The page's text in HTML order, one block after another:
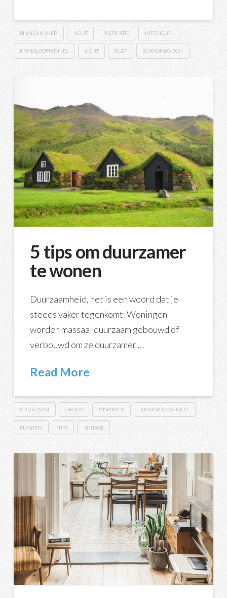
BINNENKIJKER HOUT INSPIRATIE INTERIEUR
KRINGLOOPWINKEL LICHT RUST SCANDINAVISCH
5 tips om duurzamer
te wonen
Duurzaamheid, het is een woord dat je
steeds vaker tegenkomt. Woningen
worden massaal duurzaam gebouwd of
verbouwd om ze duurzamer …
Read More
DUURZAAM GROEN INSPIRATIE KRINGLOOPWINKEL
PLANTEN TIPS VINTAGE